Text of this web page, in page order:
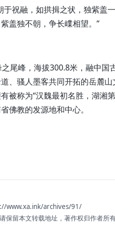
于祝融，如拱揖之状，独紫盖
盖独不朝，争长嶫相望。”
尾峰，海拔300.8米，融中
、骚人墨客共同开拓的岳麓
被称为“汉魏最初名胜，湖湘
佛教的发源地和中心。
www.xa.ink/archives/91/
保留本文转载地址，著作权归作者所有